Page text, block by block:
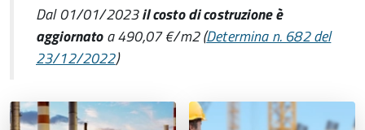
Dal 01/01/2023il costo di costruzioneè
aggiornatoa 490,07 €/m2 (Determina n. 682 del
23/12/2022)